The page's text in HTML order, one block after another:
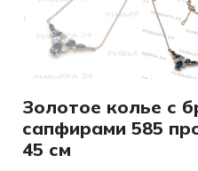
Золотое колье с
сапфирами 585
45 см